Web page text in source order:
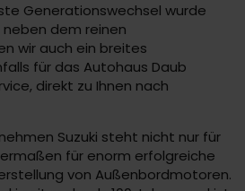
Generationswechsel wurde
dem reinen
wir auch ein breites
für das Autohaus Daub
direkt zu Ihnen nach
Suzuki steht nicht nur für
für enorm erfolgreiche
von Außenbordmotoren.